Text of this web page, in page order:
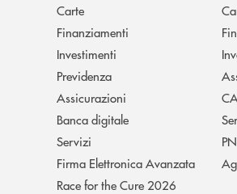
Carte
Finanziamenti
Investimenti
Previdenza
Assicurazioni
Banca digitale
Servizi
Firma Elettronica Avanzata
Race for the Cure 2026